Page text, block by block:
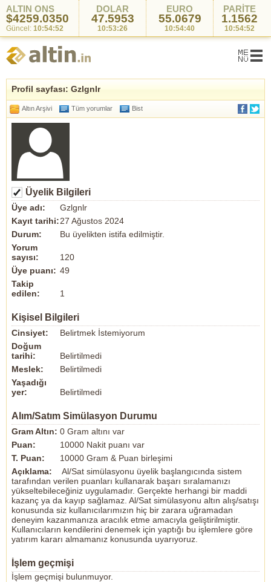
ALTIN ONS
$4259.0350
Güncel: 10:54:52
DOLAR
47.5953
10:53:26
EURO
55.0679
10:54:40
PARİTE
1.1562
10:54:52
Profil sayfası: Gzlgnlr
Altın Arşivi Tüm yorumlar Bist
Üyelik Bilgileri
Üye adı:
Gzlgnlr
Kayıt tarihi:27 Ağustos 2024
Durum:
Bu üyelikten istifa edilmiştir.
Yorum
sayısı:
120
Üye puanı: 49
Takip
edilen:
1
Kişisel Bilgileri
Cinsiyet:
Belirtmek İstemiyorum
Doğum
tarihi:
Belirtilmedi
Meslek:
Belirtilmedi
Yaşadığı
yer:
Belirtilmedi
Alım/Satım Simülasyon Durumu
Gram Altın: 0 Gram altını var
Puan:
10000 Nakit puanı var
T. Puan:
10000 Gram & Puan birleşimi
Açıklama:
Al/Sat simülasyonu üyelik başlangıcında sistem
tarafından verilen puanları kullanarak başarı sıralamanızı
yükseltebileceğiniz uygulamadır. Gerçekte herhangi bir maddi
kazanç ya da kayıp sağlamaz. Al/Sat simülasyonu altın alış/satışı
konusunda siz kullanıcılarımızın hiç bir zarara uğramadan
deneyim kazanmanıza aracılık etme amacıyla geliştirilmiştir.
Kullanıcıların kendilerini denemek için yaptığı bu işlemlere göre
yatırım kararı almamanız konusunda uyarıyoruz.
İşlem geçmişi
İşlem geçmişi bulunmuyor.